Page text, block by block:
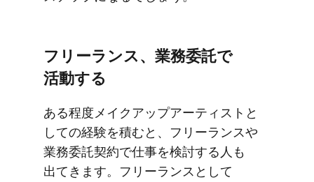
フリーランス、​業務委託で​
活動する
ある​程度メイクアップアーティストと​
しての​経験を​積むと、​フリーランスや​
業務委託契約で​仕事を​検討する​人も​
出てきます。​フリーランスと​して​